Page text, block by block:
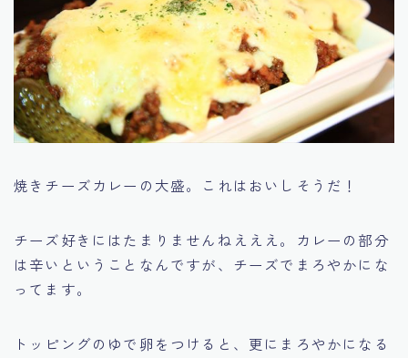
焼きチーズカレーの大盛。これはおいしそうだ！
チーズ好きにはたまりませんねえええ。カレーの部分
は辛いということなんですが、チーズでまろやかにな
ってます。
トッピングのゆで卵をつけると、更にまろやかになる